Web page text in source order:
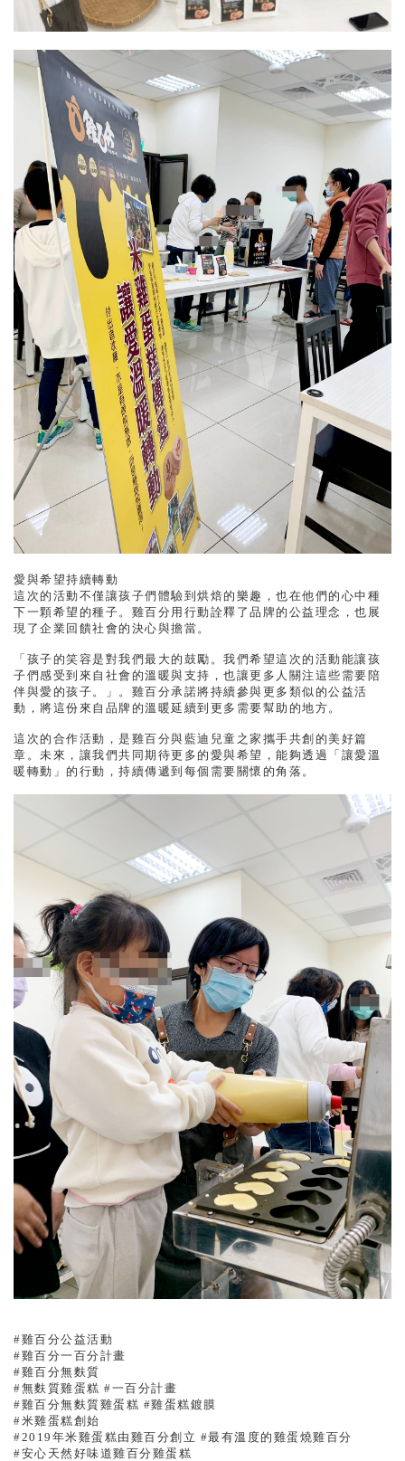
愛與希望持續轉動
這次的活動不僅讓孩子們體驗到烘焙的樂趣，也在他們的心中種
下一顆希望的種子。雞百分用行動詮釋了品牌的公益理念，也展
現了企業回饋社會的決心與擔當。
「孩子的笑容是對我們最大的鼓勵。我們希望這次的活動能讓孩
子們感受到來自社會的溫暖與支持，也讓更多人關注這些需要陪
伴與愛的孩子。」。雞百分承諾將持續參與更多類似的公益活
動，將這份來自品牌的溫暖延續到更多需要幫助的地方。
這次的合作活動，是雞百分與藍迪兒童之家攜手共創的美好篇
章。未來，讓我們共同期待更多的愛與希望，能夠透過「讓愛溫
暖轉動」的行動，持續傳遞到每個需要關懷的角落。
#雞百分公益活動
#雞百分一百分計畫
#雞百分無麩質
#無麩質雞蛋糕 #一百分計畫
#雞百分無麩質雞蛋糕 #雞蛋糕鍍膜
#米雞蛋糕創始
#2019年米雞蛋糕由雞百分創立 #最有溫度的雞蛋燒雞百分
#安心天然好味道雞百分雞蛋糕